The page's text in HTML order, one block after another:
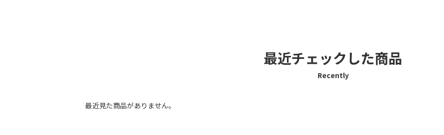
最近チェックした商品
Recently
最近見た商品がありません。